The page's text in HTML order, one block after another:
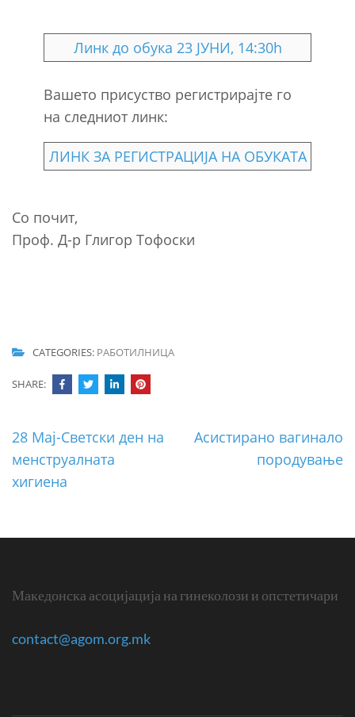
Линк до обука 23 ЈУНИ, 14:30h
Вашето присуство регистрирајте го
на следниот линк:
ЛИНК ЗА РЕГИСТРАЦИЈА НА ОБУКАТА
Со почит,
Проф. Д-р Глигор Тофоски
CATEGORIES: РАБОТИЛНИЦА
SHARE:
Post
navigation
28 Мај-Светски ден на
менструалната
хигиена
Асистирано вагинало
породување
Македонска асоцијација на гинеколози и опстетичари
contact@agom.org.mk